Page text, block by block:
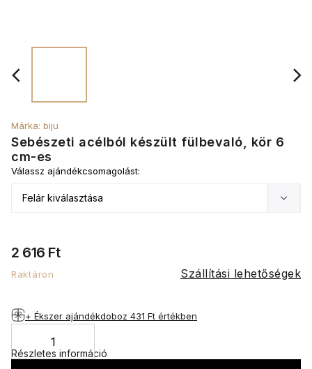
Sebészeti acélból készült fülbevaló, kör 6
cm-es
Márka: biju
2 616 Ft
Raktáron Szállítási lehetőségek
Válassz ajándékcsomagolást:
+ Ékszer ajándékdoboz 431 Ft értékben
Részletes információ